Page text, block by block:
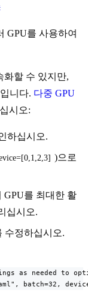
GPU를 사용하여
화할 수 있지만,
니다. 다중 GPU
시오:
하십시오.
)으로
GPU를 최대한 활
십시오.
수정하십시오.
as needed to
batch=32,